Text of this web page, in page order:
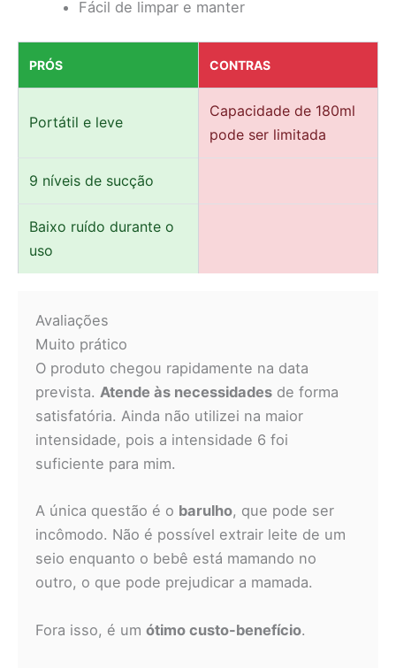
Fácil de limpar e manter
PRÓS CONTRAS
Portátil e leve
Capacidade de 180ml
pode ser limitada
9 níveis de sucção
Baixo ruído durante o
uso
Avaliações
Muito prático
O produto chegou rapidamente na data
prevista. Atende às necessidades de forma
satisfatória. Ainda não utilizei na maior
intensidade, pois a intensidade 6 foi
suficiente para mim.
A única questão é o barulho, que pode ser
incômodo. Não é possível extrair leite de um
seio enquanto o bebê está mamando no
outro, o que pode prejudicar a mamada.
Fora isso, é um ótimo custo-benefício.